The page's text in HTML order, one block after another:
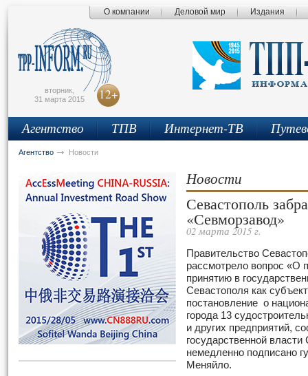
О компании Деловой мир Издания
вторник,
31 марта 2015
12+
Агентство ТПВ Интернет-ТВ
Агентство Новости
Новости
Севастополь
«Севморзавод»
02 марта 2015 г.
Правительство
рассмотрело вопрос «О
принятию в
Севастополя как
постановление о
города 13
и других предприятий,
государственной
немедленно подписано
Меняйло.